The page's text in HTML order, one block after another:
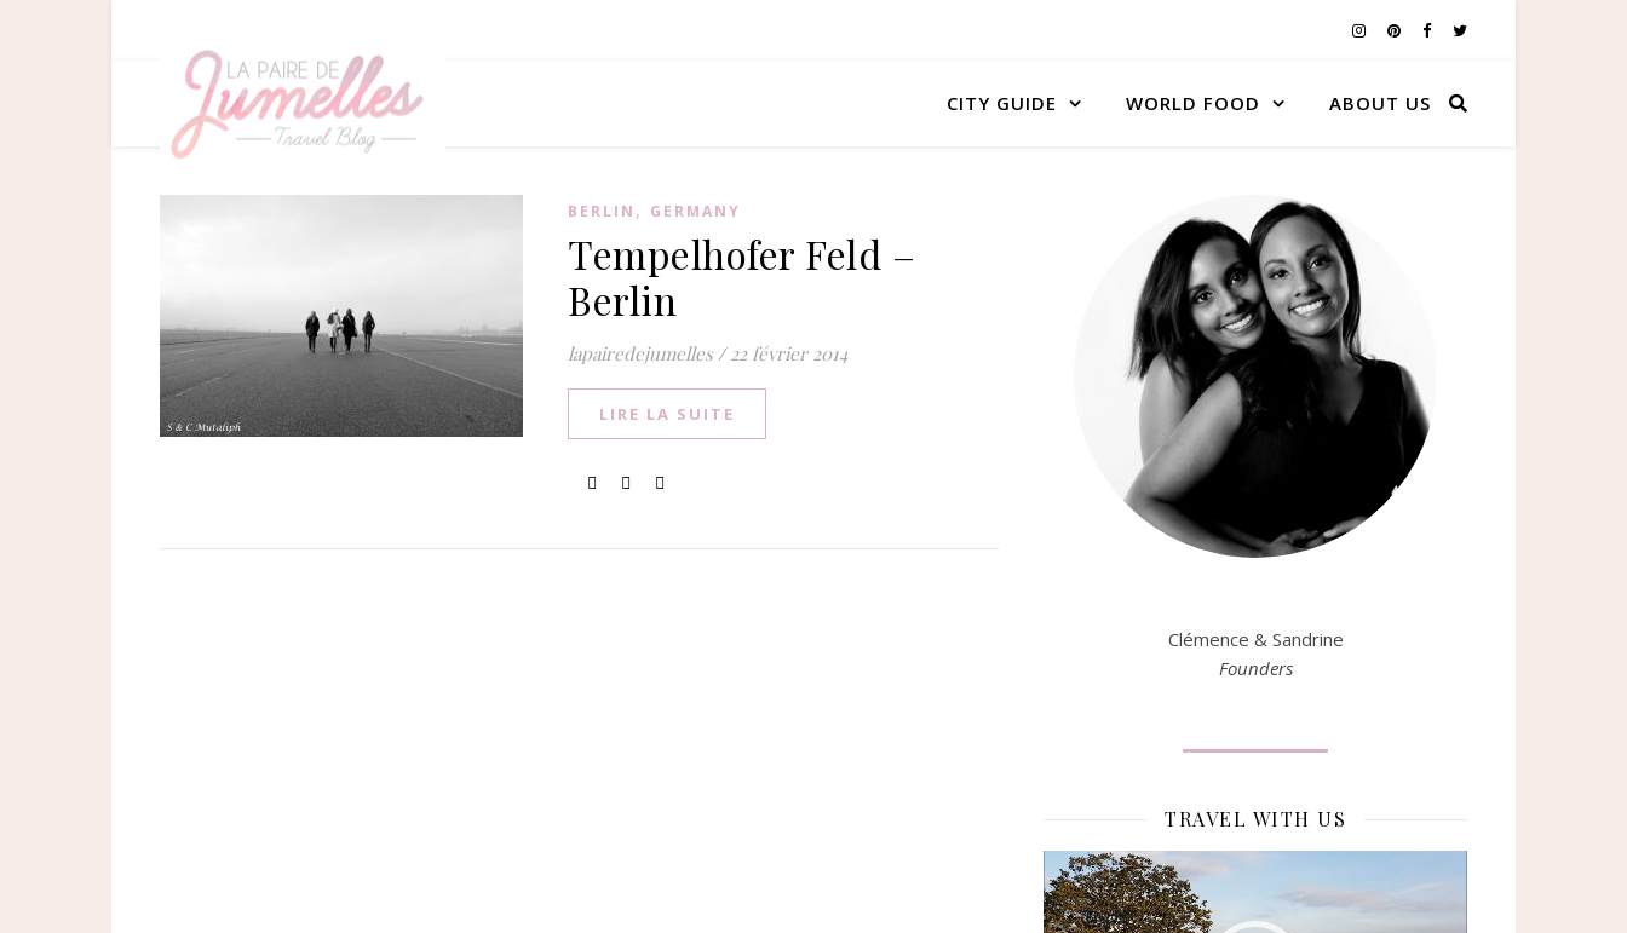
CITY GUIDE WORLD FOOD ABOUT US
BERLIN , GERMANY
Tempelhofer Feld –
Berlin
lapairedejumelles / 22 février 2014
LIRE LA SUITE
Clémence & Sandrine
Founders
TRAVEL WITH US
Lecteur
vidéo